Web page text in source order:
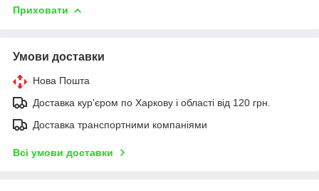
Приховати
Умови доставки
Нова Пошта
Доставка кур'єром по Харкову і області від 120 грн.
Доставка транспортними компаніями
Всі умови доставки